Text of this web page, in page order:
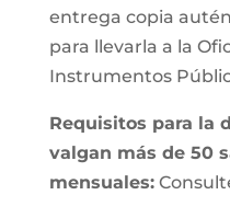
entrega copia
para llevarla a la
Instrumentos
Requisitos para la
valgan más de 50
mensuales: